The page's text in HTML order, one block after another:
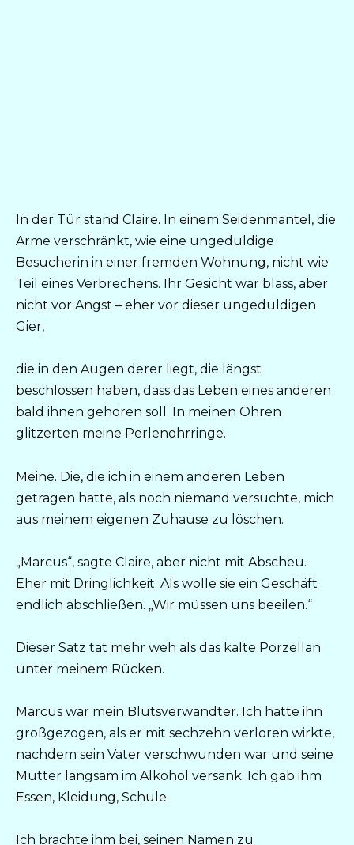
In der Tür stand Claire. In einem Seidenmantel, die
Arme verschränkt, wie eine ungeduldige
Besucherin in einer fremden Wohnung, nicht wie
Teil eines Verbrechens. Ihr Gesicht war blass, aber
nicht vor Angst – eher vor dieser ungeduldigen
Gier,
die in den Augen derer liegt, die längst
beschlossen haben, dass das Leben eines anderen
bald ihnen gehören soll. In meinen Ohren
glitzerten meine Perlenohrringe.
Meine. Die, die ich in einem anderen Leben
getragen hatte, als noch niemand versuchte, mich
aus meinem eigenen Zuhause zu löschen.
„Marcus“, sagte Claire, aber nicht mit Abscheu.
Eher mit Dringlichkeit. Als wolle sie ein Geschäft
endlich abschließen. „Wir müssen uns beeilen.“
Dieser Satz tat mehr weh als das kalte Porzellan
unter meinem Rücken.
Marcus war mein Blutsverwandter. Ich hatte ihn
großgezogen, als er mit sechzehn verloren wirkte,
nachdem sein Vater verschwunden war und seine
Mutter langsam im Alkohol versank. Ich gab ihm
Essen, Kleidung, Schule.
Ich brachte ihm bei, seinen Namen zu